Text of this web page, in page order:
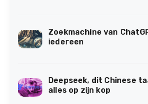
Zoekmachine van
iedereen
Deepseek, dit Chinese
alles op zijn kop